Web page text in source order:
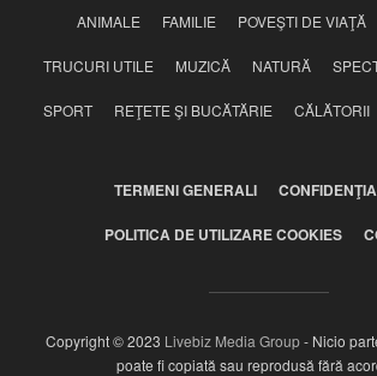
ANIMALE FAMILIE POVEŞTI DE VIAŢĂ
TRUCURI UTILE MUZICĂ NATURĂ
SPORT REŢETE ŞI BUCĂTĂRIE CĂLĂTORII
TERMENI GENERALI
POLITICA DE UTILIZARE COOKIES
Copyright © 2023 Livebiz Media Group- Nicio
poate fi copiată sau reprodusă fără